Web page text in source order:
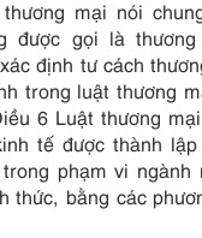
mại nói
được gọi là
định tư cách
trong luật thương
6 Luật thương
tế được thành
phạm vi ngành
thức, bằng các